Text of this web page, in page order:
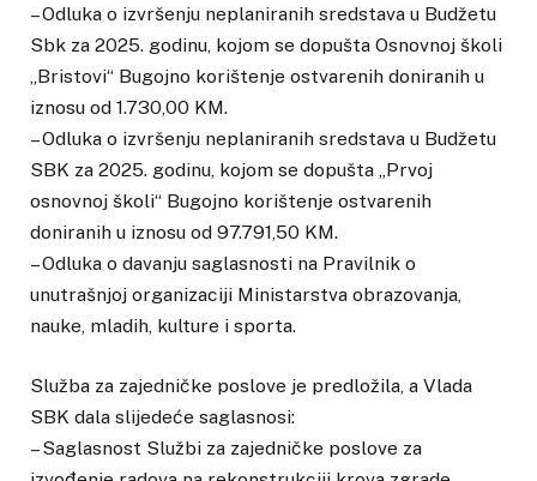
– Odluka o izvršenju neplaniranih sredstava u Budžetu
Sbk za 2025. godinu, kojom se dopušta Osnovnoj školi
„Bristovi“ Bugojno korištenje ostvarenih doniranih u
iznosu od 1.730,00 KM.
– Odluka o izvršenju neplaniranih sredstava u Budžetu
SBK za 2025. godinu, kojom se dopušta „Prvoj
osnovnoj školi“ Bugojno korištenje ostvarenih
doniranih u iznosu od 97.791,50 KM.
– Odluka o davanju saglasnosti na Pravilnik o
unutrašnjoj organizaciji Ministarstva obrazovanja,
nauke, mladih, kulture i sporta.
Služba za zajedničke poslove je predložila, a Vlada
SBK dala slijedeće saglasnosi:
– Saglasnost Službi za zajedničke poslove za